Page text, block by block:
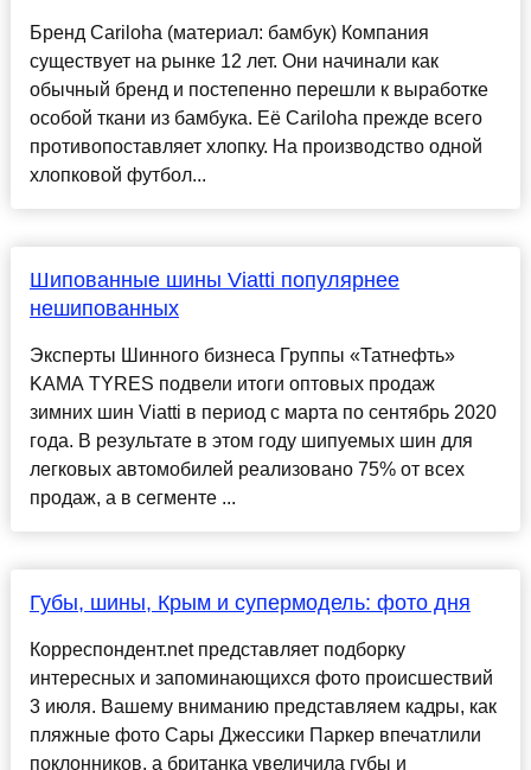
Бренд Cariloha (материал: бамбук) Компания
существует на рынке 12 лет. Они начинали как
обычный бренд и постепенно перешли к выработке
особой ткани из бамбука. Её Cariloha прежде всего
противопоставляет хлопку. На производство одной
хлопковой футбол...
Шипованные шины Viatti популярнее
нешипованных
Эксперты Шинного бизнеса Группы «Татнефть»
KAMA TYRES подвели итоги оптовых продаж
зимних шин Viatti в период с марта по сентябрь 2020
года. В результате в этом году шипуемых шин для
легковых автомобилей реализовано 75% от всех
продаж, а в сегменте ...
Губы, шины, Крым и супермодель: фото дня
Корреспондент.net представляет подборку
интересных и запоминающихся фото происшествий
3 июля. Вашему вниманию представляем кадры, как
пляжные фото Сары Джессики Паркер впечатлили
поклонников, а британка увеличила губы и